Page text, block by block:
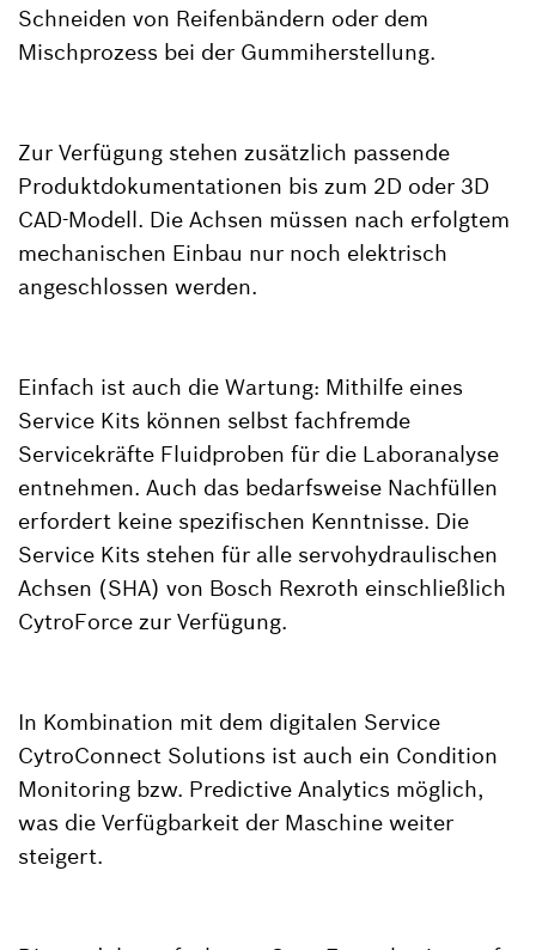
Schneiden von Reifenbändern oder dem
Mischprozess bei der Gummiherstellung.
Zur Verfügung stehen zusätzlich passende
Produktdokumentationen bis zum 2D oder 3D
CAD-Modell. Die Achsen müssen nach erfolgtem
mechanischen Einbau nur noch elektrisch
angeschlossen werden.
Einfach ist auch die Wartung: Mithilfe eines
Service Kits können selbst fachfremde
Servicekräfte Fluidproben für die Laboranalyse
entnehmen. Auch das bedarfsweise Nachfüllen
erfordert keine spezifischen Kenntnisse. Die
Service Kits stehen für alle servohydraulischen
Achsen (SHA) von Bosch Rexroth einschließlich
CytroForce zur Verfügung.
In Kombination mit dem digitalen Service
CytroConnect Solutions ist auch ein Condition
Monitoring bzw. Predictive Analytics möglich,
was die Verfügbarkeit der Maschine weiter
steigert.